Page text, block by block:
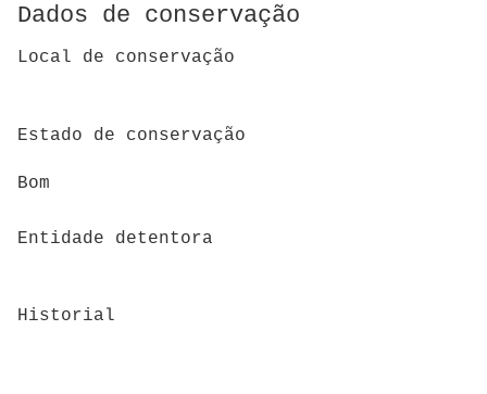
Dados de conservação
Local de conservação
Estado de conservação
Bom
Entidade detentora
Historial